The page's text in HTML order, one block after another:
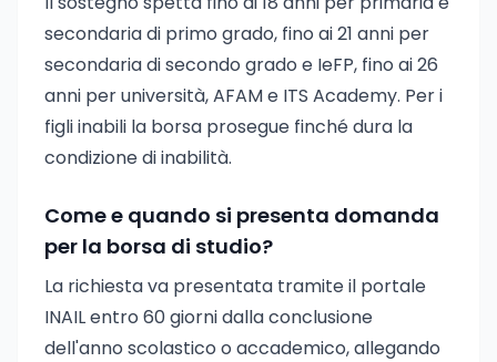
secondaria di primo grado, fino ai 21 anni per
secondaria di secondo grado e IeFP, fino ai 26
anni per università, AFAM e ITS Academy. Per i
figli inabili la borsa prosegue finché dura la
condizione di inabilità.
Come e quando si presenta domanda
per la borsa di studio?
La richiesta va presentata tramite il portale
INAIL entro 60 giorni dalla conclusione
dell'anno scolastico o accademico, allegando